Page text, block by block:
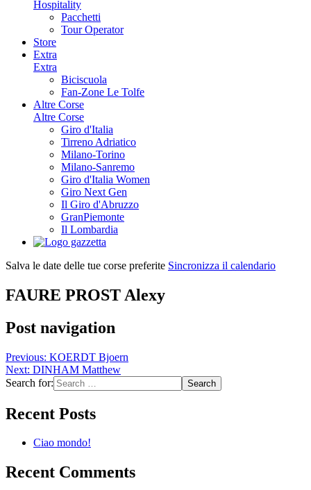
Hospitality
Pacchetti
Tour Operator
Store
Extra
Extra
Biciscuola
Fan-Zone Le Tolfe
Altre Corse
Altre Corse
Giro d'Italia
Tirreno Adriatico
Milano-Torino
Milano-Sanremo
Giro d'Italia Women
Giro Next Gen
Il Giro d'Abruzzo
GranPiemonte
Il Lombardia
Salva le date delle tue corse preferite Sincronizza il calendario
FAURE PROST Alexy
Post navigation
Previous: KOERDT Bjoern
Next: DINHAM Matthew
Search for:
Recent Posts
Ciao mondo!
Recent Comments